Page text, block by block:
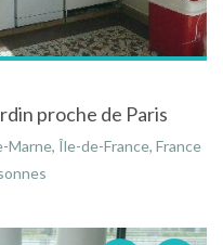
proche de Paris
Marne, Île-de-France, France